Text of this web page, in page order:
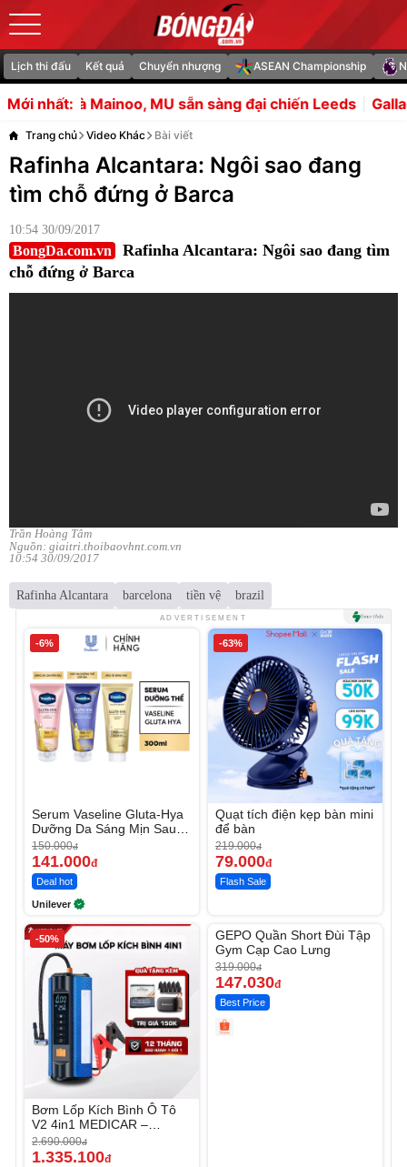
Lịch thi đấu Kết quả Chuyển nhượng ASEAN Championship
Mới nhất:
MU sẵn sàng đại chiến Leeds Gallagher giải cứu
Trang chủ Video Khác Bài viết
Rafinha Alcantara: Ngôi sao đang
tìm chỗ đứng ở Barca
10:54 30/09/2017
BongDa.com.vn
Rafinha Alcantara: Ngôi sao đang tìm
chỗ đứng ở Barca
Trần Hoàng Tâm
Nguồn: giaitri.thoibaovhnt.com.vn
10:54 30/09/2017
Rafinha Alcantara barcelona tiền vệ brazil
ADVERTISEMENT
-6%
Serum Vaseline Gluta-Hya
Dưỡng Da Sáng Mịn Sau 7
Ngày
150.000đ
141.000đ
Deal hot
Unilever
-63%
Quạt tích điện kẹp bàn mini
để bàn
219.000đ
79.000đ
Flash Sale
-50%
Bơm Lốp Kích Bình Ô Tô
V2 4in1 MEDICAR –
12.000mAh
2.690.000đ
1.335.100đ
-53%
GEPO Quần Short Đùi Tập
Gym Cạp Cao Lưng
319.000đ
147.030đ
Best Price